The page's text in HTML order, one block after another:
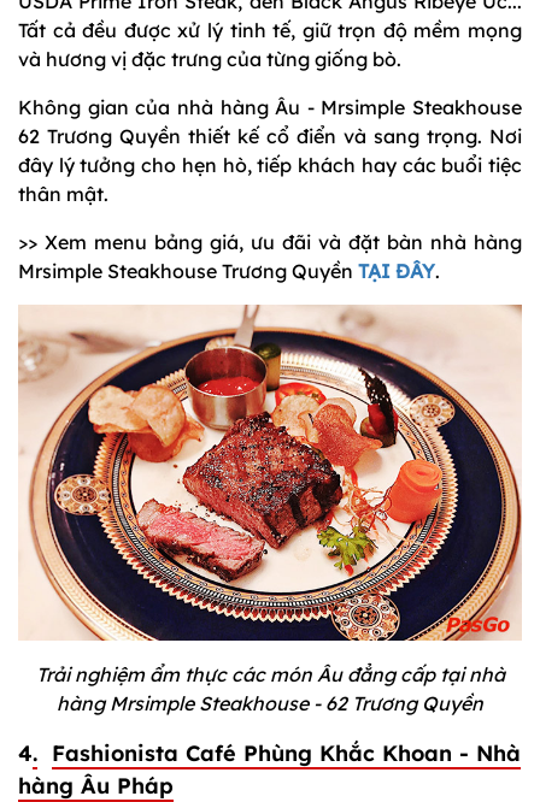
Tất cả đều được xử lý tinh tế, giữ trọn độ mềm mọng
và hương vị đặc trưng của từng giống bò.
Không gian của nhà hàng Âu - Mrsimple Steakhouse
62 Trương Quyền thiết kế cổ điển và sang trọng. Nơi
đây lý tưởng cho hẹn hò, tiếp khách hay các buổi tiệc
thân mật.
>> Xem menu bảng giá, ưu đãi và đặt bàn nhà hàng
Mrsimple Steakhouse Trương Quyền TẠI ĐÂY.
Trải nghiệm ẩm thực các món Âu đẳng cấp tại nhà
hàng Mrsimple Steakhouse - 62 Trương Quyền
4. Fashionista Café Phùng Khắc Khoan - Nhà
hàng Âu Pháp